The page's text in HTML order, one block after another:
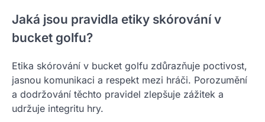
Jaká jsou pravidla etiky skórování v
bucket golfu?
Etika skórování v bucket golfu zdůrazňuje poctivost,
jasnou komunikaci a respekt mezi hráči. Porozumění
a dodržování těchto pravidel zlepšuje zážitek a
udržuje integritu hry.